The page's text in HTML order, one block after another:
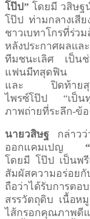
โป๊ป” โดยมี วสิษฐ
โป๊ป ท่ามกลางเสี
ชาวเบทาโกรที่ร่
หลังประกาศผลแล
ทีมชนะเลิศ เป็นช่
แฟนมีทสุดฟิน ใ
และ
ปิดท้ายสุ
ไพรซ์โป๊ป “เป็น
ภาพถ่ายที่ระลึก-ข้อ
นายวสิษฐ กล่าวว่
ออกแคมเปญ
โดยมี โป๊ป เป็นพ
สัมผัสความอร่อย
ถือว่าได้รับการตอ
สรรวัตถุดิบ เนื้อห
ไส้กรอกคุณภาพดี